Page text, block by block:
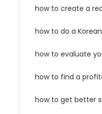
how to create a
how to do a
how to evaluate
how to find a
how to get better